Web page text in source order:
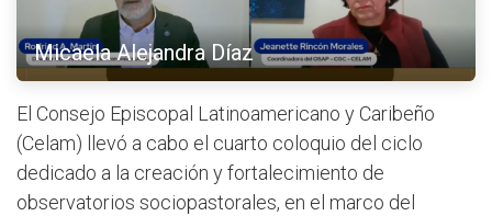
Micaela Alejandra Díaz
El Consejo Episcopal Latinoamericano y Caribeño
(Celam) llevó a cabo el cuarto coloquio del ciclo
dedicado a la creación y fortalecimiento de
observatorios sociopastorales, en el marco del